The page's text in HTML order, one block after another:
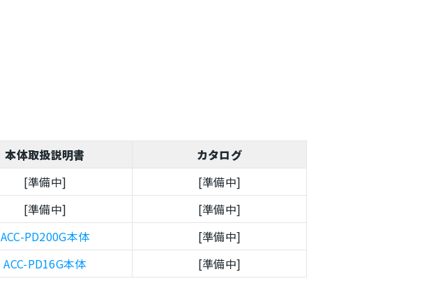
本体取扱説明書
カタログ
[準備中]
[準備中]
[準備中]
[準備中]
ACC-PD200G本体
[準備中]
ACC-PD16G本体 [準備中]